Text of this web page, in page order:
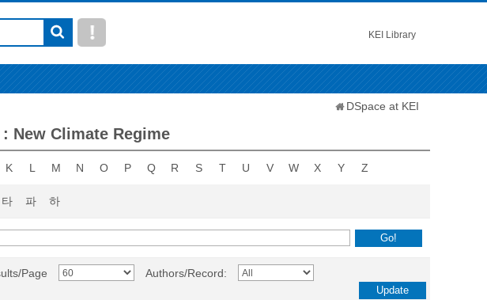
KEI Library
DSpace at KEI
New Climate Regime
K L M N O P Q R S T U V W X Y Z
타 파 하
Page Authors/Record: